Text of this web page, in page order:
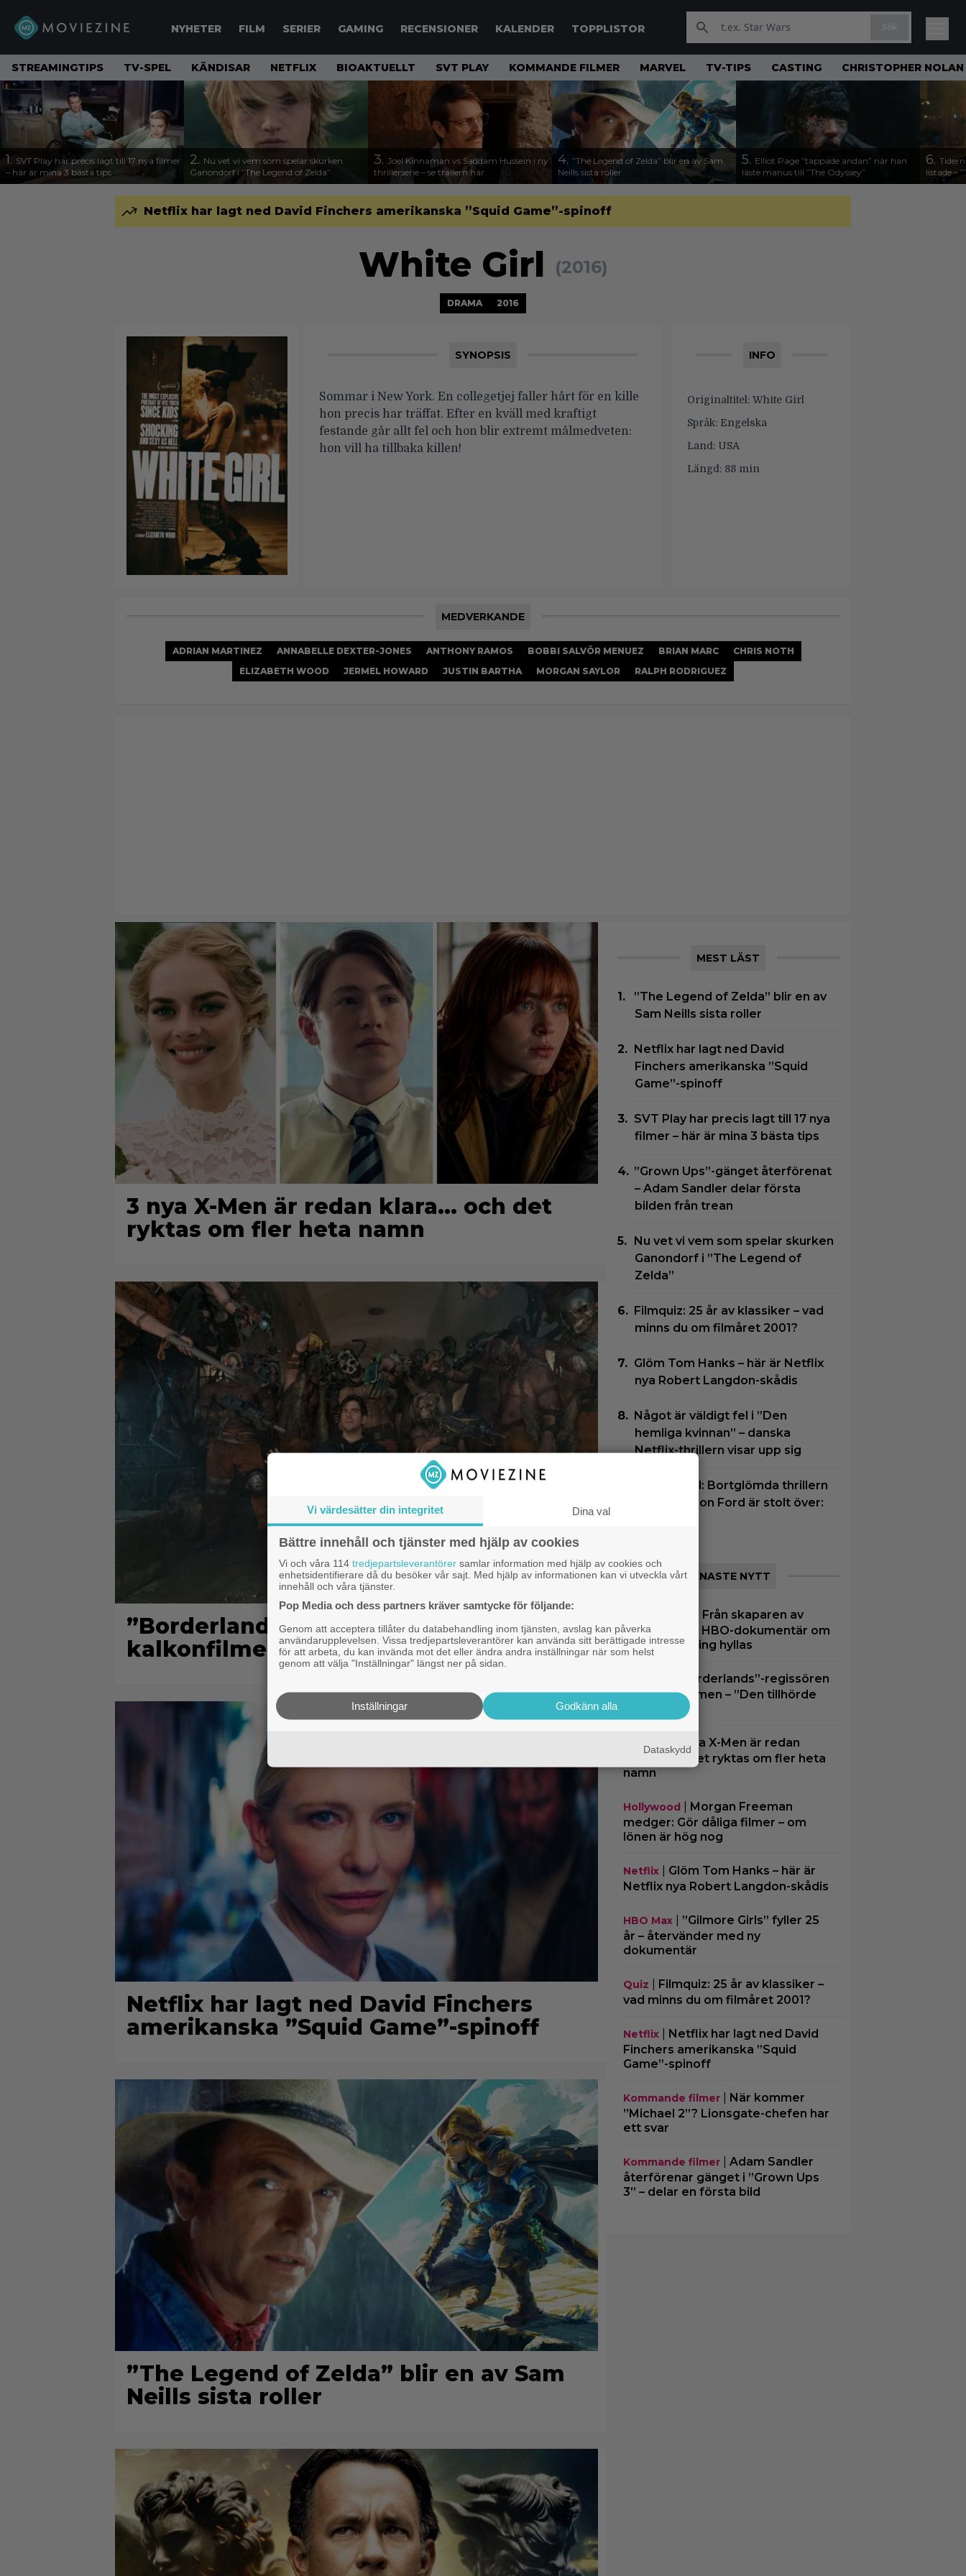
NYHETER FILM SERIER GAMING RECENSIONER KALENDER TOPPLISTOR
STREAMINGTIPS TV-SPEL KÄNDISAR NETFLIX BIOAKTUELLT SVT PLAY KOMMANDE FILMER MARVEL TV-TIPS CASTING CHRISTOPHER NOLAN
1. SVT Play har precis lagt till 17 nya filmer
– här är mina 3 bästa tips
2. Nu vet vi vem som spelar skurken
Ganondorf i ”The Legend of Zelda”
3. Joel Kinnaman vs Saddam Hussein i ny
thrillerserie – se trailern här
4. ”The Legend of Zelda” blir en av Sam
Neills sista roller
5. Elliot Page ”tappade andan” när han
läste manus till ”The Odyssey”
6.
listade –
Netflix har lagt ned David Finchers amerikanska ”Squid Game”-spinoff
White Girl (2016)
DRAMA 2016
SYNOPSIS
Sommar i New York. En collegetjej faller hårt för en kille
hon precis har träffat. Efter en kväll med kraftigt
festande går allt fel och hon blir extremt målmedveten:
hon vill ha tillbaka killen!
INFO
Originaltitel: White Girl
Språk: Engelska
Land: USA
Längd: 88 min
MEDVERKANDE
ADRIAN MARTINEZ ANNABELLE DEXTER-JONES ANTHONY RAMOS BOBBI SALVÖR MENUEZ BRIAN MARC
CHRIS NOTH
ELIZABETH WOOD
JERMEL HOWARD JUSTIN BARTHA MORGAN SAYLOR RALPH RODRIGUEZ
3 nya X-Men är redan klara… och det
ryktas om fler heta namn
”Borderlands”-regissören om
kalkonfilmen – ”Den tillhörde ingen”
Netflix har lagt ned David Finchers
amerikanska ”Squid Game”-spinoff
”The Legend of Zelda” blir en av Sam
Neills sista roller
MEST LÄST
”The Legend of Zelda” blir en av
Sam Neills sista roller
Netflix har lagt ned David
Finchers amerikanska ”Squid
Game”-spinoff
SVT Play har precis lagt till 17 nya
filmer – här är mina 3 bästa tips
”Grown Ups”-gänget återförenat
– Adam Sandler delar första
bilden från trean
Nu vet vi vem som spelar skurken
Ganondorf i ”The Legend of
Zelda”
Filmquiz: 25 år av klassiker – vad
minns du om filmåret 2001?
Glöm Tom Hanks – här är Netflix
nya Robert Langdon-skådis
Något är väldigt fel i ”Den
hemliga kvinnan” – danska
Netflix-thrillern visar upp sig
På TV ikväll: Bortglömda thrillern
som Harrison Ford är stolt över:
SENASTE NYTT
Från skaparen av
”Tiger King”: HBO-dokumentär om
reptilsmuggling hyllas
”Borderlands”-regissören
om kalkonfilmen – ”Den tillhörde
Casting |
3 nya X-Men är redan
klara… och det ryktas om fler heta
namn
Hollywood
Morgan Freeman
medger: Gör dåliga filmer – om
lönen är hög nog
Netflix| Glöm Tom Hanks – här är
Netflix nya Robert Langdon-skådis
HBO Max| ”Gilmore Girls” fyller 25
år – återvänder med ny
dokumentär
Quiz
Filmquiz: 25 år av klassiker –
vad minns du om filmåret 2001?
Netflix|
Netflix har lagt ned David
Finchers amerikanska ”Squid
Game”-spinoff
Kommande filmer|
När kommer
”Michael 2”? Lionsgate-chefen har
ett svar
Kommande filmer| Adam Sandler
återförenar gänget i ”Grown Ups
3” – delar en första bild
Vi värdesätter din integritet Dina val
Bättre innehåll och tjänster med hjälp av cookies
Vi och våra 114 tredjepartsleverantörer samlar information med hjälp av cookies och
enhetsidentifierare då du besöker vår sajt. Med hjälp av informationen kan vi utveckla vårt
innehåll och våra tjänster.
Pop Media och dess partners kräver samtycke för följande:
Genom att acceptera tillåter du databehandling inom tjänsten, avslag kan påverka
användarupplevelsen. Vissa tredjepartsleverantörer kan använda sitt berättigade intresse
för att arbeta, du kan invända mot det eller ändra andra inställningar när som helst
genom att välja "Inställningar" längst ner på sidan.
Godkänn alla
Inställningar
Dataskydd